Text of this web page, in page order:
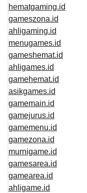
hematgaming.id
gameszona.id
ahligaming.id
menugames.id
gameshemat.id
ahligames.id
gamehemat.id
asikgames.id
gamemain.id
gamejurus.id
gamemenu.id
gamezona.id
murnigame.id
gamesarea.id
gamearea.id
ahligame.id